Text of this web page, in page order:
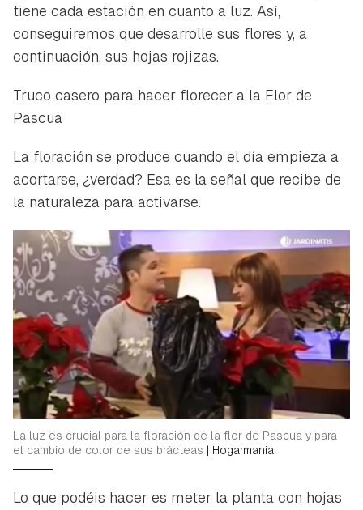
tiene cada estación en cuanto a luz. Así,
conseguiremos que desarrolle sus flores y, a
continuación, sus hojas rojizas.
Truco casero para hacer florecer a la Flor de
Pascua
La floración se produce cuando el día empieza a
acortarse, ¿verdad? Esa es la señal que recibe de
la naturaleza para activarse.
La luz es crucial para la floración de la flor de Pascua y para
el cambio de color de sus brácteas | Hogarmania
Lo que podéis hacer es meter la planta con hojas